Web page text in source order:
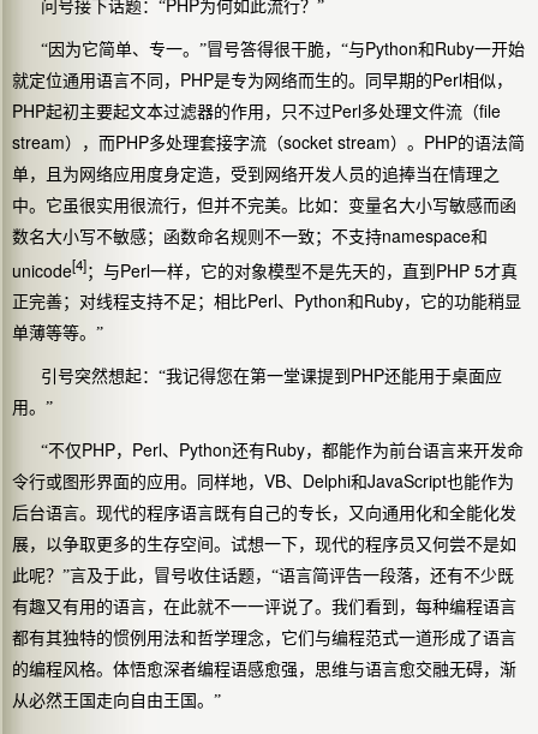
问号接下话题：“ 为何如此流行？”
“因为它简单、专一。”冒号答得很干脆，“与Python和Ruby一开始
就定位通用语言不同， PHP是专为网络而生的。同早期的Perl相似，
PHP起初主要起文本过滤器的作用，只不过Perl多处理文件流（file
stream），而PHP多处理套接字流（socket stream）。 PHP的语法简
单，且为网络应用度身定造，受到网络开发人员的追捧当在情理之
中。它虽很实用很流行，但并不完美。比如：变量名大小写敏感而函
数名大小写不敏感；函数命名规则不一致；不支持namespace和
unicode[4]；与Perl一样，它的对象模型不是先天的，直到 PHP 5才真
正完善；对线程支持不足；相比Perl、 Python和 Ruby，它的功能稍显
单薄等等。”
引号突然想起：“我记得您在第一堂课提到 PHP还能用于桌面应
用。”
“不仅PHP， Perl、 Python还有Ruby，都能作为前台语言来开发命
令行或图形界面的应用。同样地， VB、 Delphi和JavaScript也能作为
后台语言。现代的程序语言既有自己的专长，又向通用化和全能化发
展，以争取更多的生存空间。试想一下，现代的程序员又何尝不是如
此呢？”言及于此，冒号收住话题，“语言简评告一段落，还有不少既
有趣又有用的语言，在此就不一一评说了。我们看到，每种编程语言
都有其独特的惯例用法和哲学理念，它们与编程范式一道形成了语言
的编程风格。体悟愈深者编程语感愈强，思维与语言愈交融无碍，渐
从必然王国走向自由王国。”